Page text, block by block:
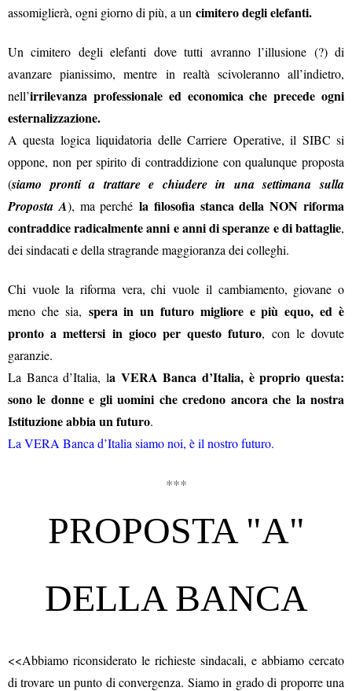
assomiglierà, ogni giorno di più, a un cimitero degli elefanti.
Un cimitero degli elefanti dove tutti avranno l’illusione (?) di
avanzare pianissimo, mentre in realtà scivoleranno all’indietro,
nell’irrilevanza professionale ed economica che precede ogni
esternalizzazione.
A questa logica liquidatoria delle Carriere Operative, il SIBC si
oppone, non per spirito di contraddizione con qualunque proposta
(siamo pronti a trattare e chiudere in una settimana sulla
Proposta A), ma perchéla filosofia stanca della NON riforma
contraddice radicalmente anni e anni di speranze e di battaglie,
dei sindacati e della stragrande maggioranza dei colleghi.
Chi vuole la riforma vera, chi vuole il cambiamento, giovane o
meno che sia, spera in un futuro migliore e più equo, ed è
pronto a mettersi in gioco per questo futuro, con le dovute
garanzie.
La Banca d’Italia, la VERA Banca d’Italia, è proprio questa:
sono le donne e gli uomini che credono ancora che la nostra
Istituzione abbia un futuro.
La VERA Banca d’Italia siamo noi, è il nostro futuro.
***
PROPOSTA "A"
DELLA BANCA
<<Abbiamo riconsiderato le richieste sindacali, e abbiamo cercato
di trovare un punto di convergenza. Siamo in grado di proporre una